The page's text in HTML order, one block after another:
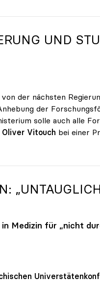
UND
der nächsten
der
solle auch alle
Vitouch bei einer
Medizin für „nicht